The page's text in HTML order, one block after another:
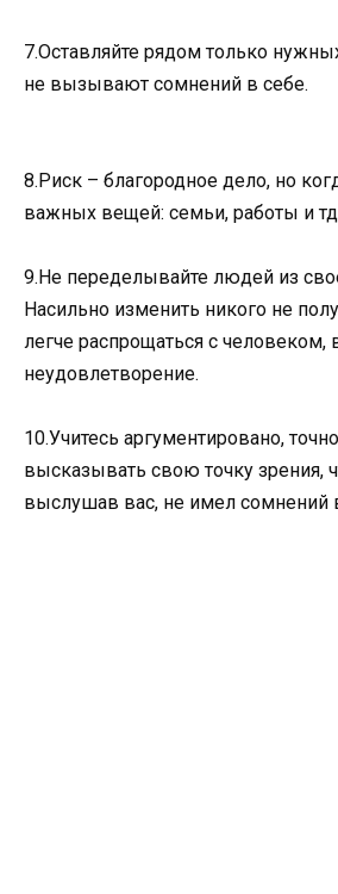
7.Оставляйте рядом только
не вызывают сомнений в себе.
8.Риск – благородное дело, но
важных вещей: семьи, работы и
9.Не переделывайте людей из
Насильно изменить никого не
легче распрощаться с
неудовлетворение.
10.Учитесь аргументировано,
высказывать свою точку зрения,
выслушав вас, не имел сомнений